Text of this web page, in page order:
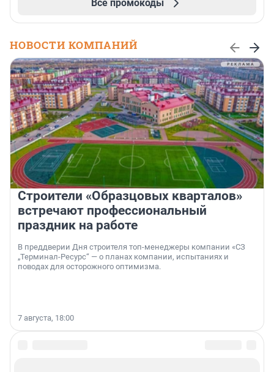
Все промокоды
НОВОСТИ КОМПАНИЙ
Строители «Образцовых кварталов»
встречают профессиональный
праздник на работе
В преддверии Дня строителя топ-менеджеры компании «СЗ
„Терминал-Ресурс“ — о планах компании, испытаниях и
поводах для осторожного оптимизма.
7 августа, 18:00